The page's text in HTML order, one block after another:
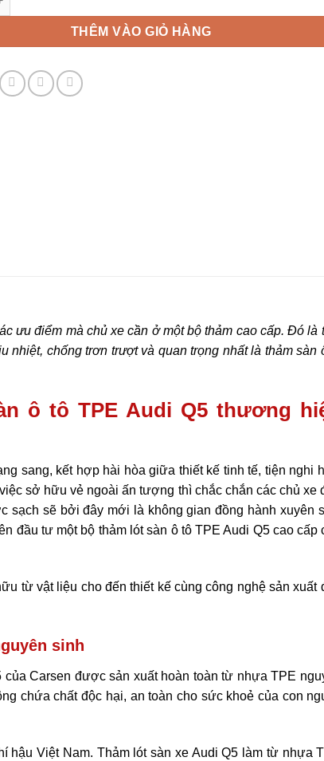
THÊM VÀO GIỎ HÀNG
ưu điểm mà chủ xe cần ở một bộ thảm cao cấp. Đó là
nhiệt, chống trơn trượt và quan trọng nhất là thảm sàn
ô tô TPE Audi Q5 thương
sang, kết hợp hài hòa giữa thiết kế tinh tế, tiện nghi
sở hữu vẻ ngoài ấn tượng thì chắc chắn các chủ xe
sạch sẽ bởi đây mới là không gian đồng hành xuyên
đầu tư một bộ thảm lót sàn ô tô TPE Audi Q5 cao cấp
từ vật liệu cho đến thiết kế cùng công nghệ sản xuất
sinh
Carsen được sản xuất hoàn toàn từ nhựa TPE
chứa chất độc hại, an toàn cho sức khoẻ của con
Việt Nam. Thảm lót sàn xe Audi Q5 làm từ nhựa